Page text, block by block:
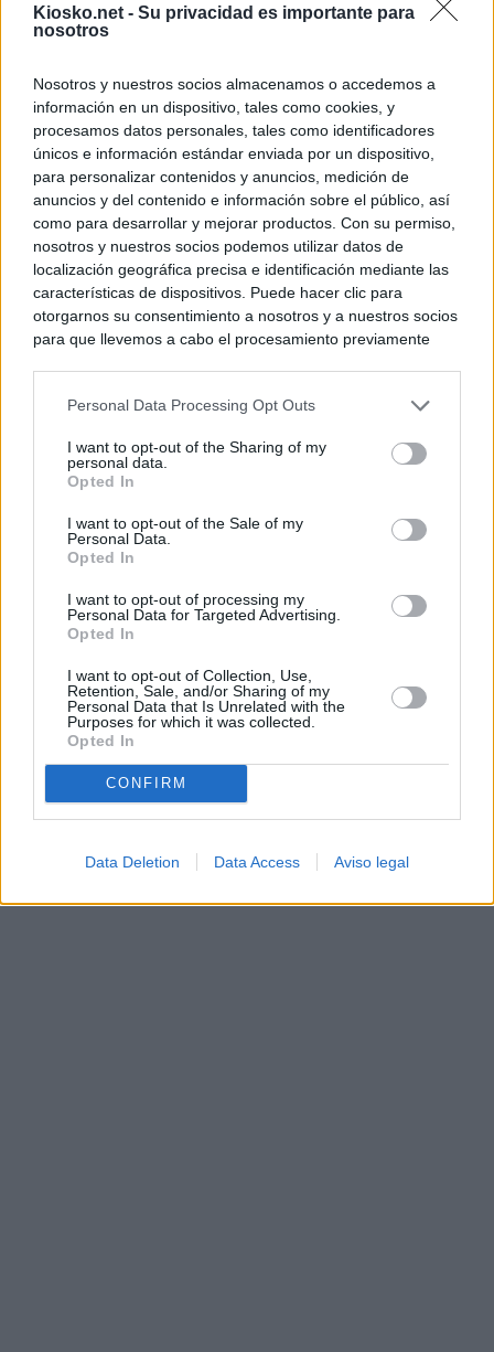
Kiosko.net - Su privacidad es importante para
nosotros
Nosotros y nuestros socios almacenamos o accedemos a
información en un dispositivo, tales como cookies, y
procesamos datos personales, tales como identificadores
únicos e información estándar enviada por un dispositivo,
para personalizar contenidos y anuncios, medición de
anuncios y del contenido e información sobre el público, así
como para desarrollar y mejorar productos. Con su permiso,
nosotros y nuestros socios podemos utilizar datos de
localización geográfica precisa e identificación mediante las
características de dispositivos. Puede hacer clic para
otorgarnos su consentimiento a nosotros y a nuestros socios
para que llevemos a cabo el procesamiento previamente
negar su consentimiento. Tenga en cuenta que algún
de su consentimiento, pero usted tiene el derecho de
rechazar tal procesamiento. Sus preferencias se aplicarán
cualquier momento entrando de nuevo en este sitio web o
visitando nuestra política de privacidad.
Personal Data Processing Opt Outs
I want to opt-out of the Sharing of my
personal data.
Opted In
I want to opt-out of the Sale of my
Personal Data.
Opted In
I want to opt-out of processing my
Personal Data for Targeted Advertising.
Opted In
I want to opt-out of Collection, Use,
Retention, Sale, and/or Sharing of my
Personal Data that Is Unrelated with the
Purposes for which it was collected.
Opted In
CONFIRM
Data Deletion Data Access Aviso legal